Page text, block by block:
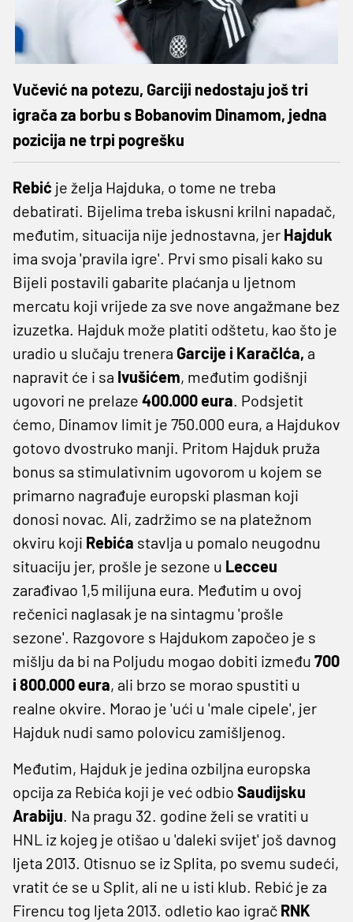
Vučević na potezu, Garciji nedostaju još tri
igrača za borbu s Bobanovim Dinamom, jedna
pozicija ne trpi pogrešku
Rebić je želja Hajduka, o tome ne treba
debatirati. Bijelima treba iskusni krilni napadač,
međutim, situacija nije jednostavna, jer Hajduk
ima svoja 'pravila igre'. Prvi smo pisali kako su
Bijeli postavili gabarite plaćanja u ljetnom
mercatu koji vrijede za sve nove angažmane bez
izuzetka. Hajduk može platiti odštetu, kao što je
uradio u slučaju trenera Garcije i Karačlća, a
napravit će i sa Ivušićem, međutim godišnji
ugovori ne prelaze 400.000 eura. Podsjetit
ćemo, Dinamov limit je 750.000 eura, a Hajdukov
gotovo dvostruko manji. Pritom Hajduk pruža
bonus sa stimulativnim ugovorom u kojem se
primarno nagrađuje europski plasman koji
donosi novac. Ali, zadržimo se na platežnom
okviru koji Rebića stavlja u pomalo neugodnu
situaciju jer, prošle je sezone u Lecceu
zarađivao 1,5 milijuna eura. Međutim u ovoj
rečenici naglasak je na sintagmu 'prošle
sezone'. Razgovore s Hajdukom započeo je s
mišlju da bi na Poljudu mogao dobiti između 700
i 800.000 eura, ali brzo se morao spustiti u
realne okvire. Morao je 'ući u 'male cipele', jer
Hajduk nudi samo polovicu zamišljenog.
Međutim, Hajduk je jedina ozbiljna europska
opcija za Rebića koji je već odbio Saudijsku
Arabiju. Na pragu 32. godine želi se vratiti u
HNL iz kojeg je otišao u 'daleki svijet' još davnog
ljeta 2013. Otisnuo se iz Splita, po svemu sudeći,
vratit će se u Split, ali ne u isti klub. Rebić je za
Firencu tog ljeta 2013. odletio kao igrač RNK